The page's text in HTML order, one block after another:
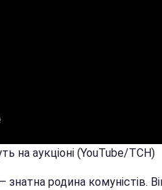
на аукціоні (YouTube/ТСН)
родина комуністів.